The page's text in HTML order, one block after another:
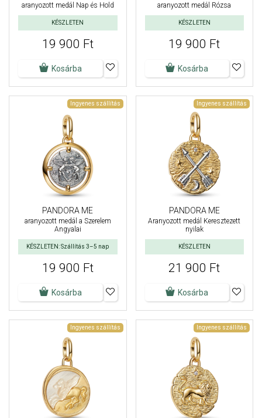
aranyozott medál Nap és Hold
KÉSZLETEN
19 900 Ft
Kosárba
aranyozott medál Rózsa
KÉSZLETEN
19 900 Ft
Kosárba
Ingyenes szállítás
PANDORA ME
aranyozott medál a Szerelem
Angyalai
KÉSZLETEN: Szállítás 3–5 nap
19 900 Ft
Kosárba
Ingyenes szállítás
PANDORA ME
Aranyozott medál Keresztezett
nyilak
KÉSZLETEN
21 900 Ft
Kosárba
Ingyenes szállítás Ingyenes szállítás